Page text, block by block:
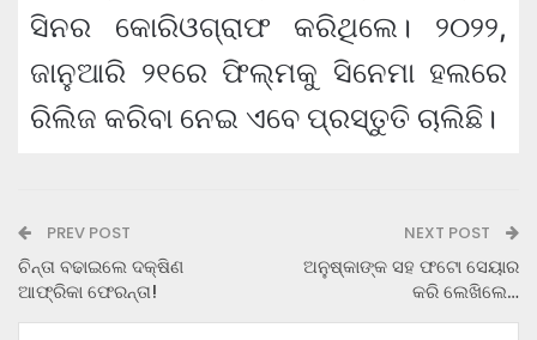
ସିନର କୋରିଓଗ୍ରାଫ କରିଥିଲେ। ୨୦୨୨,
ଜାନୁଆରି ୨୧ରେ ଫିଲ୍ମକୁ ସିନେମା ହଲରେ
ରିଲିଜ କରିବା ନେଇ ଏବେ ପ୍ରସ୍ତୁତି ଚାଲିଛି।
PREV POST
ଚିନ୍ତା ବଢାଇଲେ ଦକ୍ଷିଣ
ଆଫ୍ରିକା ଫେରନ୍ତା!
NEXT POST
ଅନୁଷ୍କାଙ୍କ ସହ ଫଟୋ ସେୟାର
କରି ଲେଖିଲେ…